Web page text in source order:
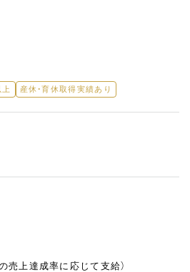
産休・育休取得実績あり
売上達成率に応じて支給）